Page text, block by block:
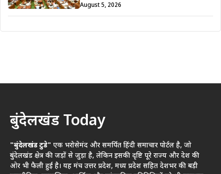
August 5, 2026
बुंदेलखंड Today
"बुंदेलखंड टुडे" एक भरोसेमंद और समर्पित हिंदी समाचार पोर्टल है, जो
बुंदेलखंड क्षेत्र की जड़ों से जुड़ा है, लेकिन इसकी दृष्टि पूरे राज्य और देश की
ओर भी फैली हुई है। यह मंच उत्तर प्रदेश, मध्य प्रदेश सहित देशभर की बड़ी